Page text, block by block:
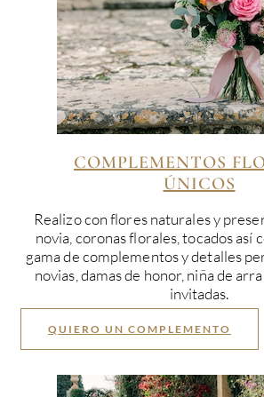
COMPLEMENTOS
ÚNICOS
Realizo con flores naturales y
novia, coronas florales, tocados así
gama de complementos y detalles
novias, damas de honor, niña de
invitadas.
QUIERO UN COMPLEMENTO